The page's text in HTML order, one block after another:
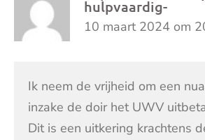
hulpvaardig-
10 maart 2024 om
Ik neem de vrijheid om een
inzake de doir het UWV
Dit is een uitkering krachtens